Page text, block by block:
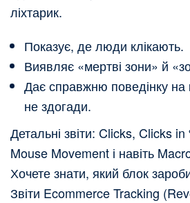
ліхтарик.
Показує, де люди клікають.
Виявляє «мертві зони» й
Дає справжню поведінку на
не здогади.
Детальні звіти: Clicks, Clicks
Mouse Movement і навіть
Хочете знати, який блок
Звіти Ecommerce Tracking